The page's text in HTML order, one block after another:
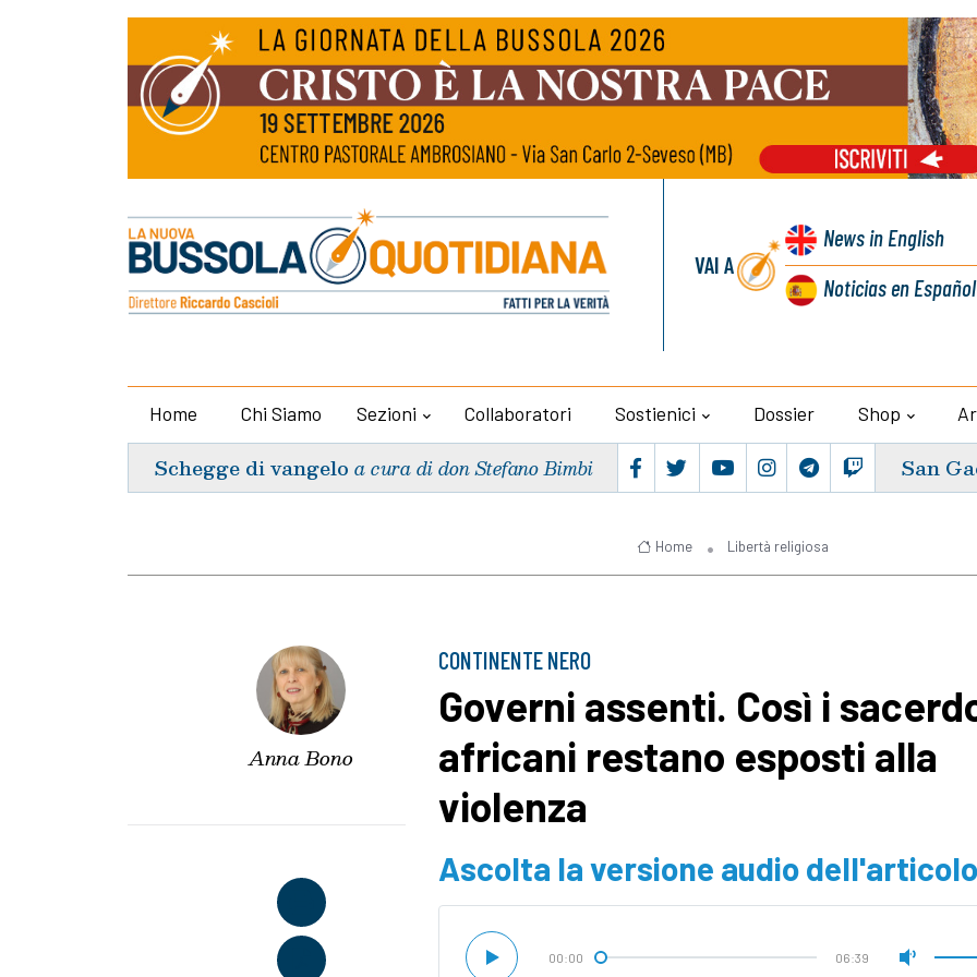
VAI A
Newsin English
Noticiasen Español
Home Chi Siamo Sezioni Collaboratori Sostienici Dossier Shop
Schegge di vangelo a cura di don Stefano Bimbi San
Home Libertà religiosa
Anna Bono
CONTINENTE NERO
Governi assenti. Così i
africani restano esposti alla
violenza
Ascolta la versione audio dell'articolo
00:00 06:39